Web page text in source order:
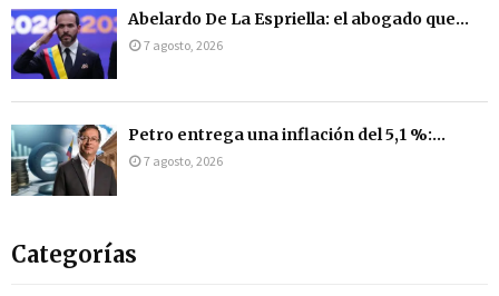
Abelardo De La Espriella: el abogado que...
7 agosto, 2026
Petro entrega una inflación del 5,1 %:...
7 agosto, 2026
Categorías